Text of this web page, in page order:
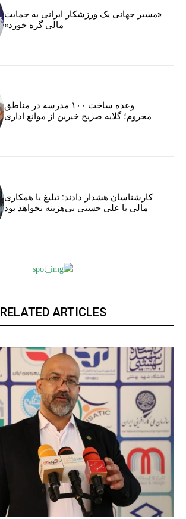
«مسیر جهانی یک ورزشکار ایرانی به حمایت
مالی گره خورد»
وعده ساخت ۱۰۰ مدرسه در مناطق
محروم؛ گلایه صریح خیرین از موانع اداری
کارشناسان هشدار دادند: تبلیغ یا همکاری
مالی با علی حسنی بی‌هزینه نخواهد بود
RELATED ARTICLES